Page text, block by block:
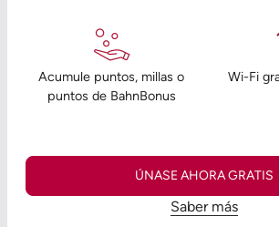
Acumule puntos, millas o
puntos de BahnBonus
Wi-Fi
ÚNASE AHORA GRATIS
Saber más